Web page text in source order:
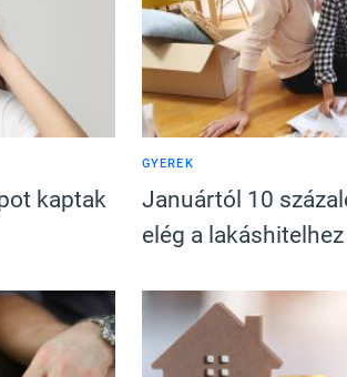
kaptak
GYEREK
Januártól 10
elég a lakáshitelhez